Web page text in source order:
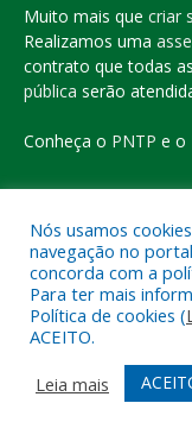
Muito mais que criar
Realizamos uma
contrato que todas
pública serão
Conheça o PNTP e o
Todos os direitos
Mapa do Site
Nós usamos
navegação no
concorda com a
Para ter mais
Política de cookies (
ACEITO.
Leia mais